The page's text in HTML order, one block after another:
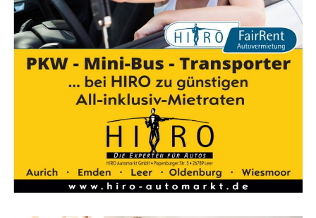
Adres­se: Frie­sen­weg 18, 26624 Süd­brook­mer­land,
Moor­dorf
E‑Mail: t.i.service@outlook.de
Tele­fon: 0170 898 22 39